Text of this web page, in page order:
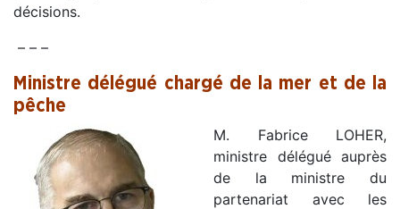
décisions.
– – –
Ministre délégué chargé de la mer et de la
pêche
M. Fabrice LOHER,
ministre délégué auprès
de la ministre du
partenariat avec les